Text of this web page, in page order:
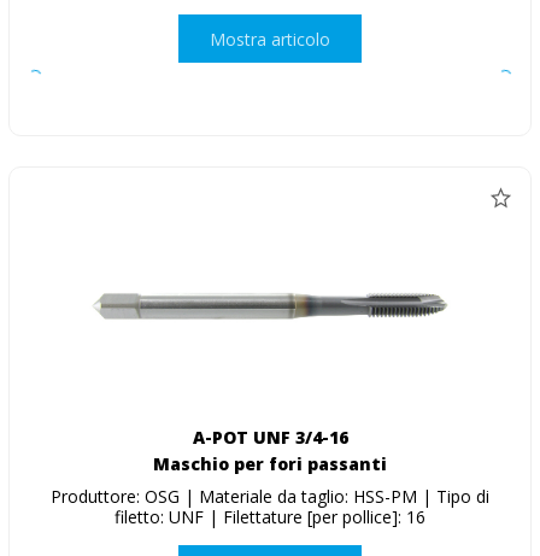
Mostra articolo
A-POT UNF 3/4-16
Maschio per fori passanti
Produttore: OSG | Materiale da taglio: HSS-PM | Tipo di
filetto: UNF | Filettature [per pollice]: 16